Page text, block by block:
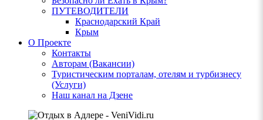
ПУТЕВОДИТЕЛИ
Краснодарский Край
Крым
О Проекте
Контакты
Авторам (Вакансии)
Туристическим порталам, отелям и турбизнесу
(Услуги)
Наш канал на Дзене